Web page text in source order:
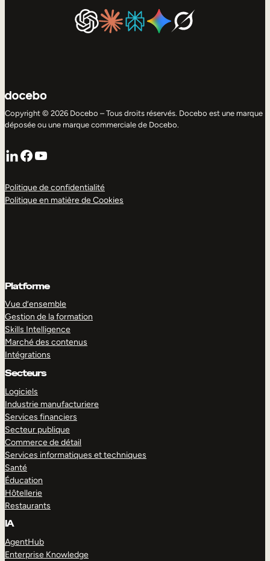
Copyright © 2026 Docebo – Tous droits réservés. Docebo est une marque
déposée ou une marque commerciale de Docebo.
LinkedIn
Facebook
YouTube
Politique de confidentialité
Politique en matière de Cookies
Platforme
Vue d’ensemble
Gestion de la formation
Skills Intelligence
Marché des contenus
Intégrations
Secteurs
Logiciels
Industrie manufacturiere
Services financiers
Secteur publique
Commerce de détail
Services informatiques et techniques
Santé
Éducation
Hôtellerie
Restaurants
IA
AgentHub
Enterprise Knowledge